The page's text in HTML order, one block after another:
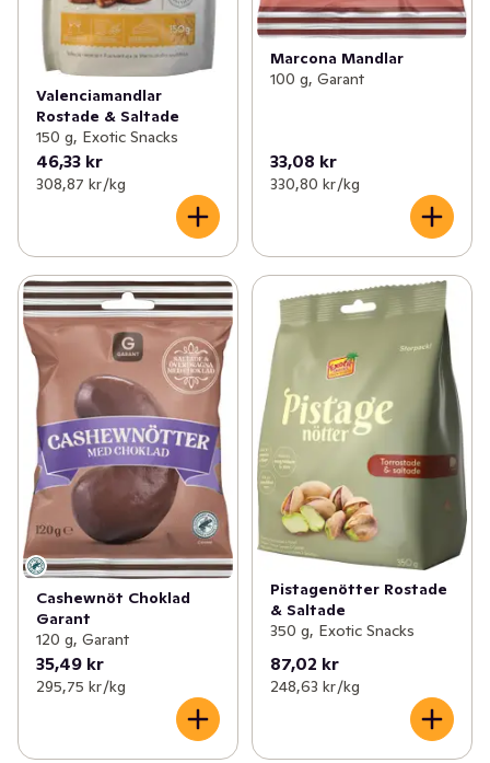
Valenciamandlar
Rostade & Saltade
150 g, Exotic Snacks
46,33 kr
308,87 kr /kg
Marcona Mandlar
100 g, Garant
33,08 kr
330,80 kr /kg
Cashewnöt Choklad
Garant
120 g, Garant
35,49 kr
295,75 kr /kg
Pistagenötter Rostade
& Saltade
350 g, Exotic Snacks
87,02 kr
248,63 kr /kg